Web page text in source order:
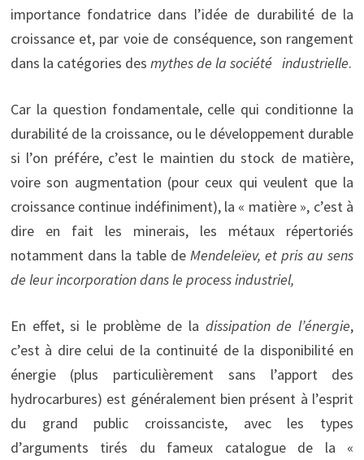
importance fondatrice dans l’idée de durabilité de la
croissance et, par voie de conséquence, son rangement
dans la catégories des mythes de la société industrielle.
Car la question fondamentale, celle qui conditionne la
durabilité de la croissance, ou le développement durable
si l’on préfére, c’est le maintien du stock de matière,
voire son augmentation (pour ceux qui veulent que la
croissance continue indéfiniment), la « matière », c’est à
dire en fait les minerais, les métaux répertoriés
notamment dans la table deMendeleïev, et pris au sens
de leur incorporation dans le process industriel,
En effet, si le problème de la dissipation de l’énergie,
c’est à dire celui de la continuité de la disponibilité en
énergie (plus particulièrement sans l’apport des
hydrocarbures) est généralement bien présent à l’esprit
du grand public croissanciste, avec les types
d’arguments tirés du fameux catalogue de la «